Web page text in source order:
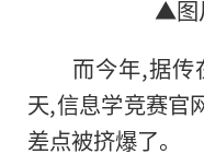
▲图
而今年,据传
天,信息学竞赛官
差点被挤爆了。